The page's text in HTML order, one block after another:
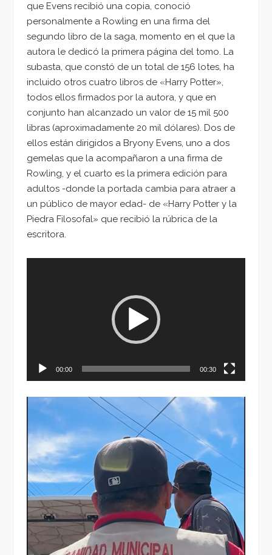
que Evens recibió una copia, conoció
personalmente a Rowling en una firma del
segundo libro de la saga, momento en el que la
autora le dedicó la primera página del tomo. La
subasta, que constó de un total de 156 lotes, ha
incluido otros cuatro libros de «Harry Potter»,
todos ellos firmados por la autora, y que en
conjunto han alcanzado un valor de 15 mil 500
libras (aproximadamente 20 mil dólares). Dos de
ellos están dirigidos a Bryony Evens, uno a dos
gemelas que la acompañaron a una firma de
Rowling, y el cuarto es la primera edición para
adultos -donde la portada cambia para atraer a
un público de mayor edad- de «Harry Potter y la
Piedra Filosofal» que recibió la rúbrica de la
escritora.
00:00 00:30
Reproductor
vídeo